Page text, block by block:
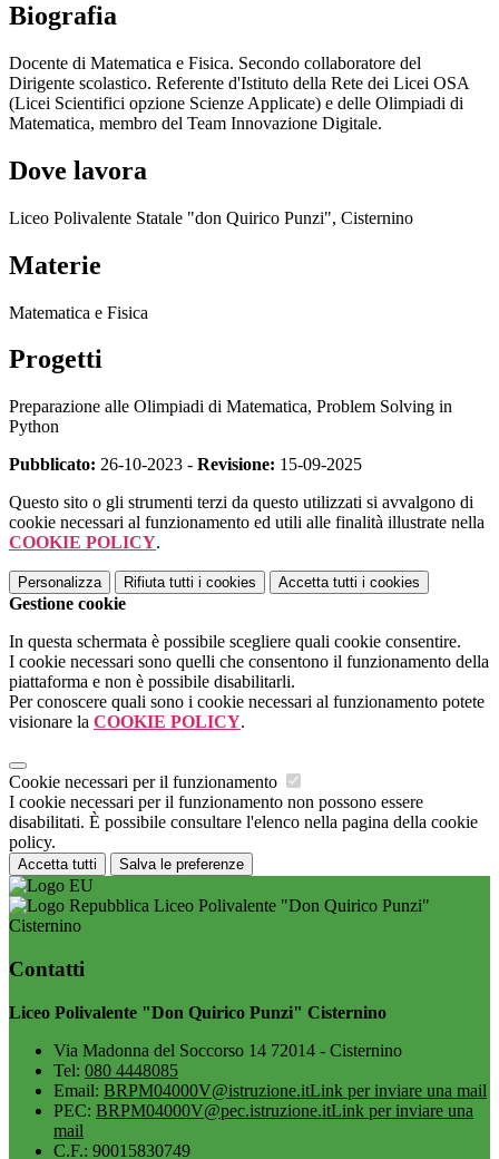
Biografia
Docente di Matematica e Fisica. Secondo collaboratore del
Dirigente scolastico. Referente d'Istituto della Rete dei Licei OSA
(Licei Scientifici opzione Scienze Applicate) e delle Olimpiadi di
Matematica, membro del Team Innovazione Digitale.
Dove lavora
Liceo Polivalente Statale "don Quirico Punzi", Cisternino
Materie
Matematica e Fisica
Progetti
Preparazione alle Olimpiadi di Matematica, Problem Solving in
Python
Pubblicato: 26-10-2023 - Revisione: 15-09-2025
Questo sito o gli strumenti terzi da questo utilizzati si avvalgono di
cookie necessari al funzionamento ed utili alle finalità illustrate nella
COOKIE POLICY.
Personalizza Rifiuta tutti i cookies Accetta tutti i cookies
Gestione cookie
In questa schermata è possibile scegliere quali cookie consentire.
I cookie necessari sono quelli che consentono il funzionamento della
piattaforma e non è possibile disabilitarli.
Per conoscere quali sono i cookie necessari al funzionamento potete
visionare la COOKIE POLICY.
Cookie necessari per il funzionamento
I cookie necessari per il funzionamento non possono essere
disabilitati. È possibile consultare l'elenco nella pagina della cookie
policy.
Accetta tutti Salva le preferenze
Liceo Polivalente "Don Quirico Punzi"
Cisternino
Contatti
Liceo Polivalente "Don Quirico Punzi" Cisternino
Via Madonna del Soccorso 14 72014 - Cisternino
Tel: 080 4448085
Email: BRPM04000V@istruzione.itLink per inviare una mail
PEC: BRPM04000V@pec.istruzione.itLink per inviare una
mail
C.F.: 90015830749